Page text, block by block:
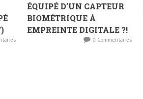
ÉQUIPÉ D’UN CAPTEUR
BIOMÉTRIQUE À
EMPREINTE DIGITALE ?!
0 Commentaires